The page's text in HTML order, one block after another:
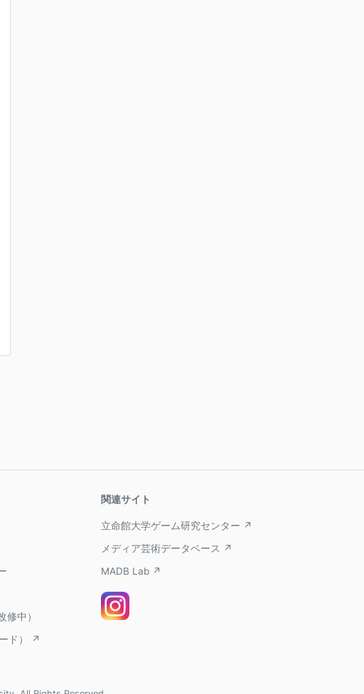
修中）
ド） ↗
関連サイト
立命館大学ゲーム研究センター ↗
メディア芸術データベース ↗
MADB Lab ↗